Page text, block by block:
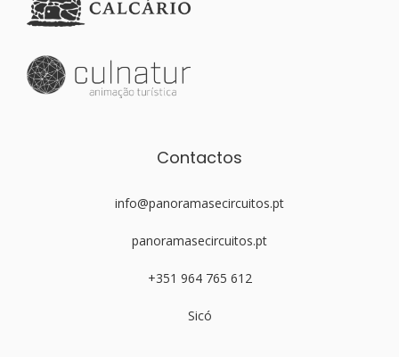
Contactos
info@panoramasecircuitos.pt
panoramasecircuitos.pt
+351 964 765 612
Sicó